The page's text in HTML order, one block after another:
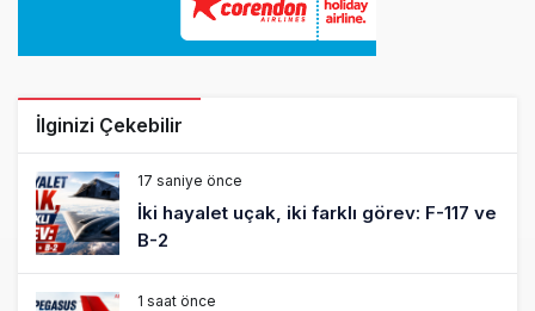
İlginizi Çekebilir
17 saniye önce
İki hayalet uçak, iki farklı görev: F-117 ve
B-2
1 saat önce